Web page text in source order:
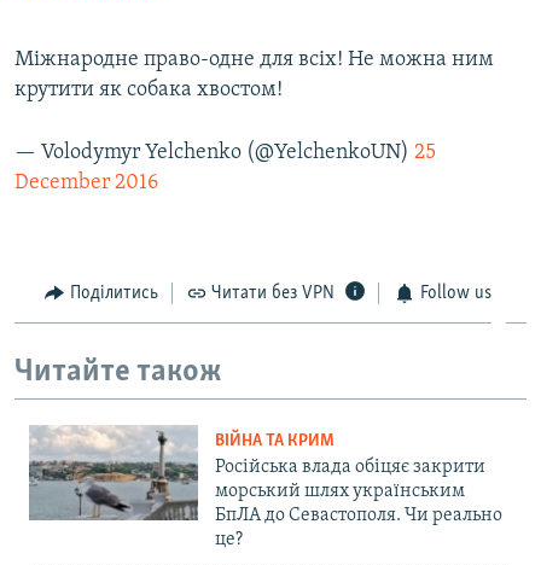
Міжнародне право-одне для всіх! Не можна ним
крутити як собака хвостом!
— Volodymyr Yelchenko (@YelchenkoUN) 25
December 2016
Поділитись Читати без VPN Follow us
Читайте також
ВІЙНА ТА КРИМ
Російська влада обіцяє закрити
морський шлях українським
БпЛА до Севастополя. Чи реально
це?